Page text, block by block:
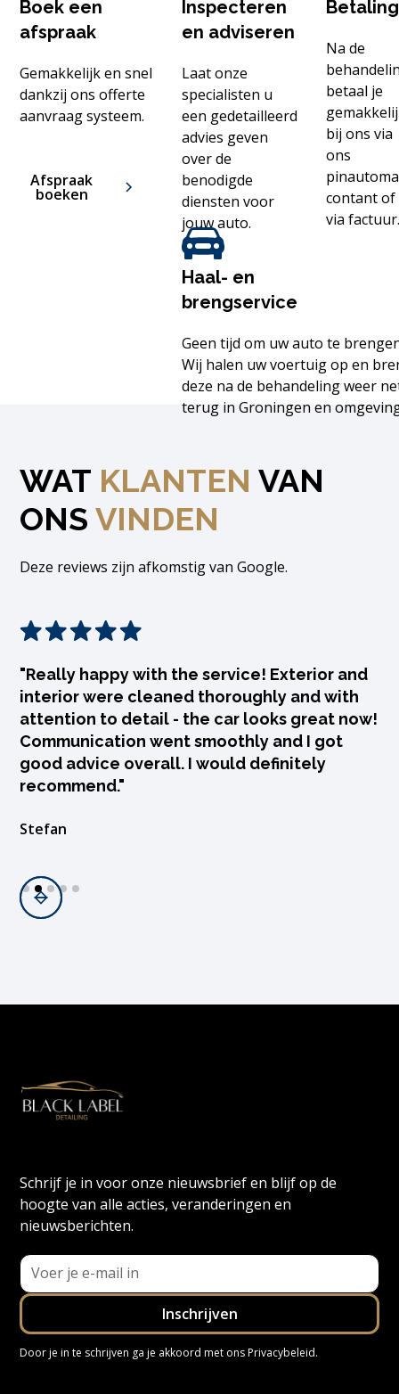
Boek een
afspraak
Gemakkelijk en snel
dankzij ons offerte
aanvraag systeem.
Afspraak
boeken
Inspecteren
en adviseren
Laat onze
specialisten u
een gedetailleerd
advies geven
over de
benodigde
diensten voor
jouw auto.
Betaling
Na de
betaal je
bij ons via
ons
contant of
via
Haal- en
brengservice
Geen tijd om uw auto te
Wij halen uw voertuig op en
deze na de behandeling weer
terug in Groningen en
WAT KLANTEN VAN
ONSVINDEN
Deze reviews zijn afkomstig van Google.
"Really happy with the service! Exterior and
interior were cleaned thoroughly and with
attention to detail - the car looks great now!
Communication went smoothly and I got
good advice overall. I would definitely
recommend."
Stefan
Slide 2 of 5.
Schrijf je in voor onze nieuwsbrief en blijf op de
hoogte van alle acties, veranderingen en
nieuwsberichten.
Door je in te schrijven ga je akkoord met onsPrivacybeleid.